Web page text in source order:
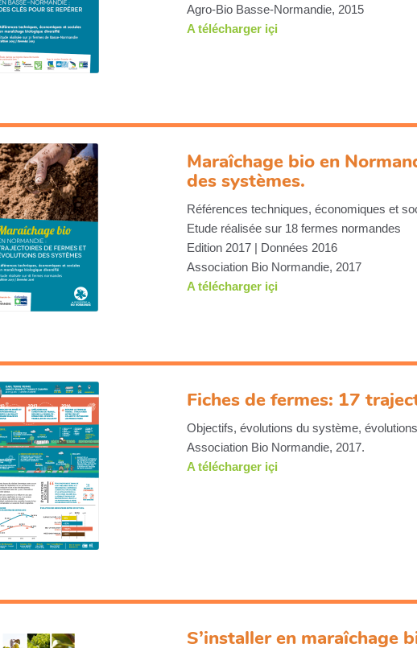
Agro-Bio Basse-Normandie, 2015
A télécharger içi
Maraîchage bio en
des systèmes.
Références techniques, économiques et
Etude réalisée sur 18 fermes normandes
Edition 2017 | Données 2016
Association Bio Normandie, 2017
A télécharger içi
Fiches de fermes: 17
Objectifs, évolutions du système,
Association Bio Normandie, 2017.
A télécharger içi
S’installer en maraîchage